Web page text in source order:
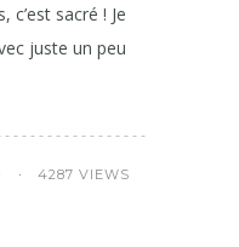
sacré ! Je
juste un peu
4287 VIEWS